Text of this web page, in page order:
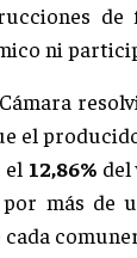
de
ni
el
el 12,86%del
más de